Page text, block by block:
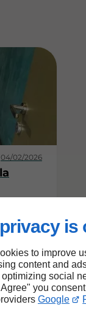
is
to improve
content and
optimizing social
you
Google
04/02/2026
à
mais
Dans